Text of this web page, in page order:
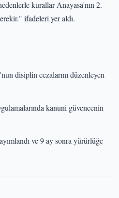
kurallar Anayasa'nın 2.
ifadeleri yer aldı.
disiplin cezalarını düzenleyen
kanuni güvencenin
ve 9 ay sonra yürürlüğe